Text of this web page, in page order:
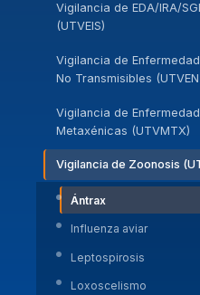
Muerte materna
Difteria
Fiebre amarilla
Mpox (viruela símica)
Parotiditis
Sarampión-rubéola
Síndrome de rubéola
Tétano
Tétanos noenatal
Tos ferina
Varicela
Vigilancia de EDA/IRA/
(UTVEIS)
EDA
IRA
Neumonía
temperaturas
COVID-I9
Influenza
Vigilancia de
No Transmisibles
Cáncer
Diabetes
Lesiones por accidente
tránsito
Salud Mental:
primer intento de
Vigilancia de
Metaxénicas (UTVMTX)
Dengue
Malaria
Vigilancia de Zoonosis
Ántrax
Influenza aviar
Leptospirosis
Loxoscelismo